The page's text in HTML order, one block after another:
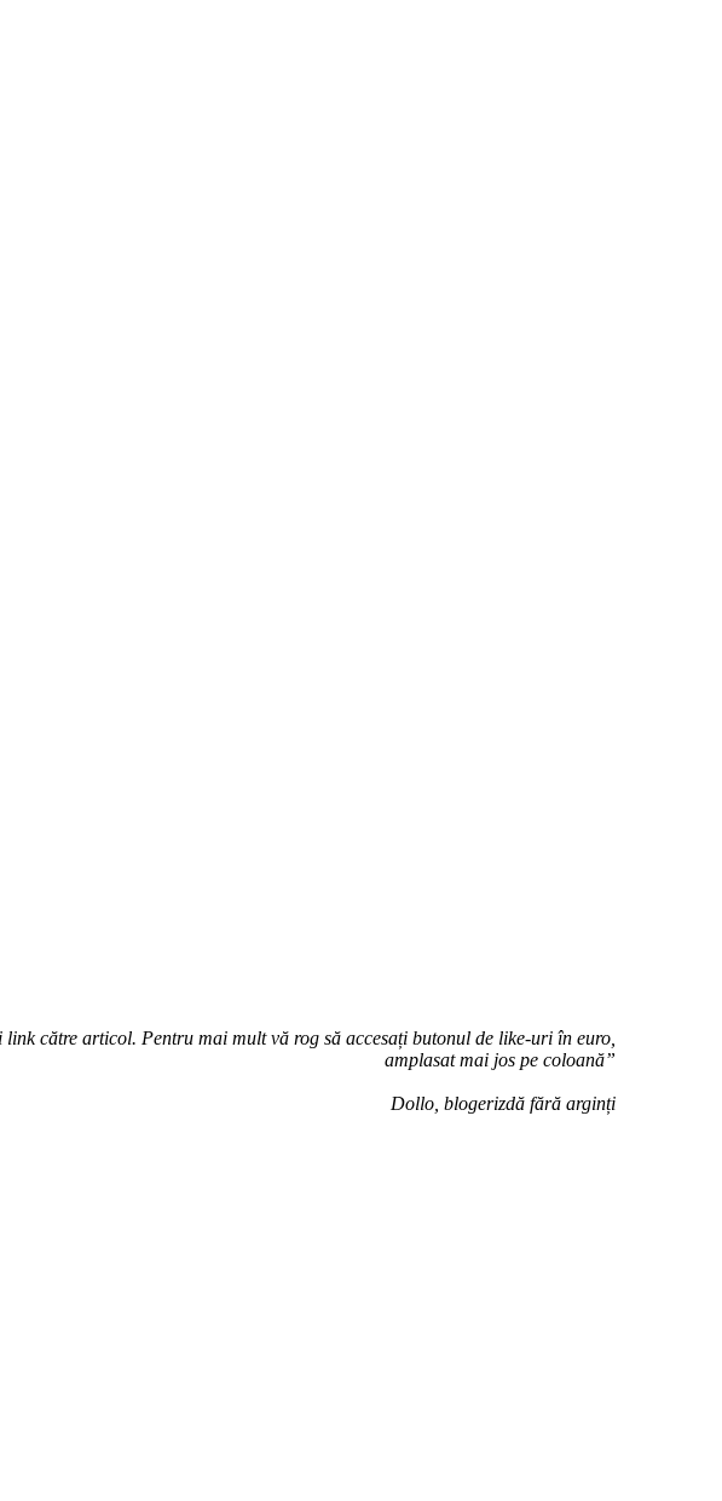
către articol. Pentru mai mult vă rog să accesați butonul de like-uri în euro,
amplasat mai jos pe coloană”
Dollo, blogerizdă fără arginți